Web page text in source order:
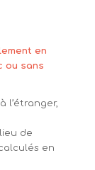
en
ou sans
l’étranger,
de
en